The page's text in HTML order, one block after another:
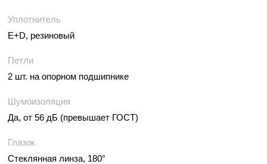
Уплотнитель
E+D, резиновый
Петли
2 шт. на опорном подшипнике
Шумоизоляция
Да, от 56 дБ (превышает ГОСТ)
Глазок
Стеклянная линза, 180°